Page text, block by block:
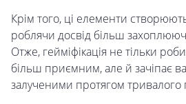
Крім того, ці елементи
роблячи досвід більш
Отже, гейміфікація не тільки
більш приємним, але й зачіпає
залученими протягом тривалого